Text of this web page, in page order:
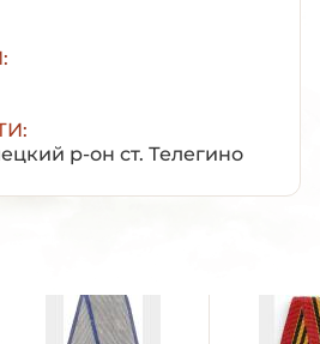
р-он ст. Телегино